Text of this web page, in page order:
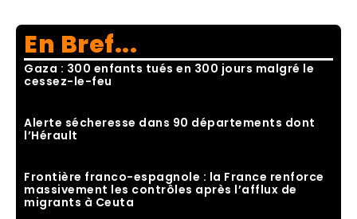
En Bref...
Gaza : 300 enfants tués en 300 jours malgré le
cessez-le-feu
Alerte sécheresse dans 90 départements dont
l’Hérault
Frontière franco-espagnole : la France renforce
massivement les contrôles après l’afflux de
migrants à Ceuta